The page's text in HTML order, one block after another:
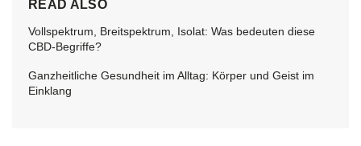
READ ALSO
Vollspektrum, Breitspektrum, Isolat: Was bedeuten diese
CBD-Begriffe?
Ganzheitliche Gesundheit im Alltag: Körper und Geist im
Einklang